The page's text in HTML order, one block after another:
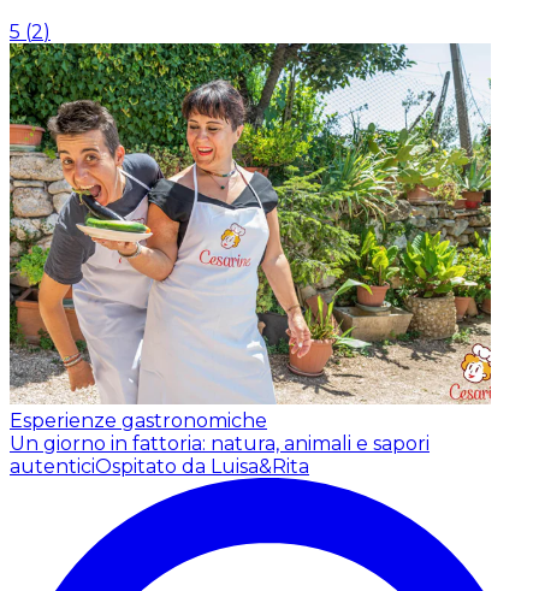
5 (2)
Esperienze gastronomiche
Un giorno in fattoria: natura, animali e sapori
autenticiOspitato da Luisa&Rita